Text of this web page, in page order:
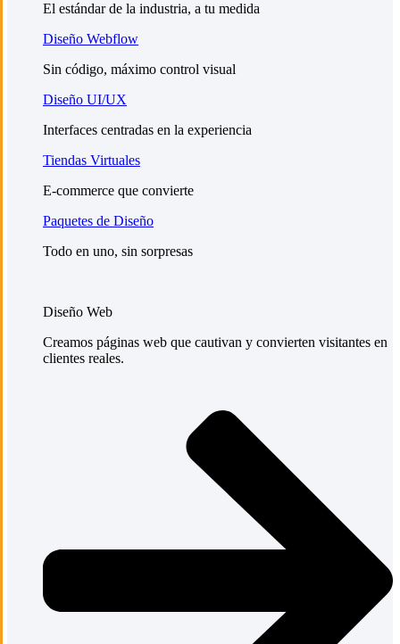
El estándar de la industria, a tu medida
Diseño Webflow
Sin código, máximo control visual
Diseño UI/UX
Interfaces centradas en la experiencia
Tiendas Virtuales
E-commerce que convierte
Paquetes de Diseño
Todo en uno, sin sorpresas
Diseño Web
Creamos páginas web que cautivan y convierten visitantes en
clientes reales.